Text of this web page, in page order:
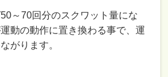
～70回分のスクワット量にな
動の動作に置き換わる事で、運
がります。